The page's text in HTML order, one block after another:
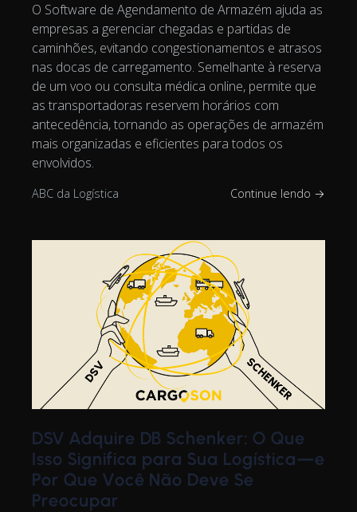
O Software de Agendamento de Armazém ajuda as
empresas a gerenciar chegadas e partidas de
caminhões, evitando congestionamentos e atrasos
nas docas de carregamento. Semelhante à reserva
de um voo ou consulta médica online, permite que
as transportadoras reservem horários com
antecedência, tornando as operações de armazém
mais organizadas e eficientes para todos os
envolvidos.
ABC da Logística Continue lendo →
DSV Adquire DB Schenker: O Que
Isso Significa para Sua Logística—e
Por Que Você Não Deve Se
Preocupar